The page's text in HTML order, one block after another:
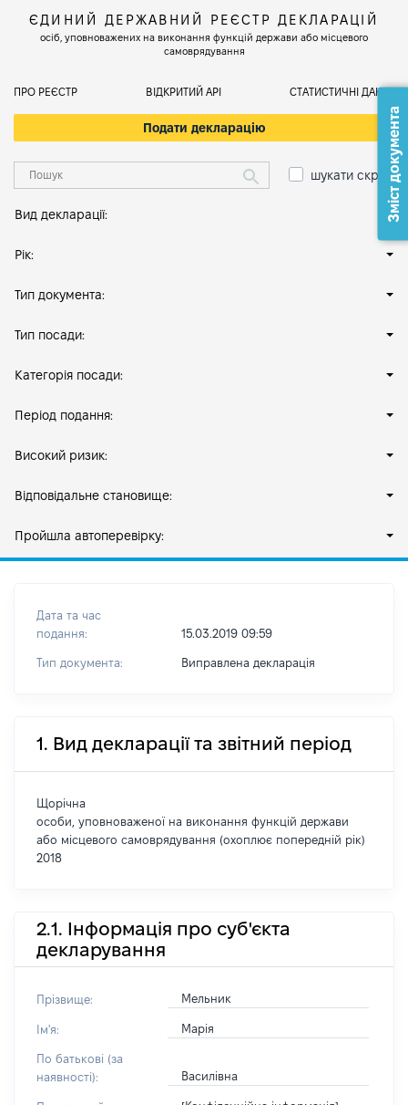
ЄДИНИЙ ДЕРЖАВНИЙ РЕЄСТР ДЕКЛАРАЦІЙ
осіб, уповноважених на виконання функцій держави або місцевого
самоврядування
ПРО РЕЄСТР ВІДКРИТИЙ АРІ СТАТИСТИЧНІ ДАНІ
Подати декларацію
шукати скрізь
Вид декларації:
Рік:
Тип документа:
Тип посади:
Категорія посади:
Період подання:
Високий ризик:
Відповідальне становище:
Пройшла автоперевірку:
Дата та час
подання:
15.03.2019 09:59
Тип документа: Виправлена декларація
1. Вид декларації та звітний період
Щорічна
особи, уповноваженої на виконання функцій держави
або місцевого самоврядування (охоплює попередній рік)
2018
2.1. Інформація про суб'єкта
декларування
Прізвище: Мельник
Ім'я: Марія
По батькові (за
наявності):
Василівна
Зміст документа